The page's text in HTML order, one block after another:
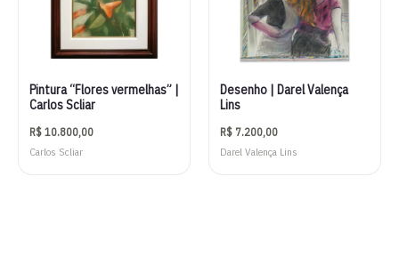
Pintura “Flores vermelhas” |
Carlos Scliar
R$10.800,00
Carlos Scliar
Desenho | Darel Valença
Lins
R$ 7.200,00
Darel Valença Lins